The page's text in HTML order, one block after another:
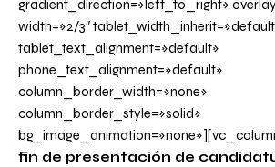
gradient_direction=»left_to_right»
width=»2/3″
tablet_text_alignment=»default»
phone_text_alignment=»default»
column_border_width=»none»
column_border_style=»solid»
fin de presentación de